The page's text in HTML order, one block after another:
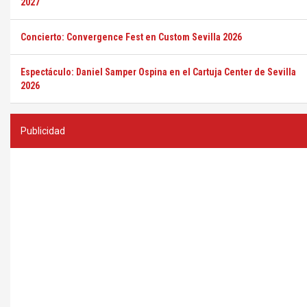
Concierto: Convergence Fest en Custom Sevilla 2026
Espectáculo: Daniel Samper Ospina en el Cartuja Center de Sevilla
2026
Publicidad